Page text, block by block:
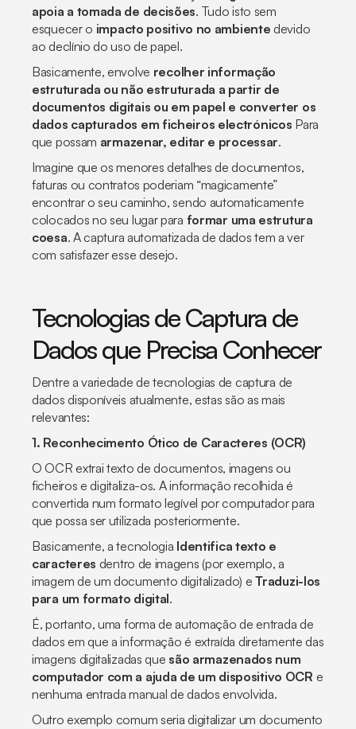
apoia a tomada de decisões. Tudo isto sem
esquecer o impacto positivo no ambiente devido
ao declínio do uso de papel.
Basicamente, envolve recolher informação
estruturada ou não estruturada a partir de
documentos digitais ou em papel e converter os
dados capturados em ficheiros electrónicos Para
que possam armazenar, editar e processar.
Imagine que os menores detalhes de documentos,
faturas ou contratos poderiam “magicamente”
encontrar o seu caminho, sendo automaticamente
colocados no seu lugar para formar uma estrutura
coesa. A captura automatizada de dados tem a ver
com satisfazer esse desejo.
Tecnologias de Captura de
Dados que Precisa Conhecer
Dentre a variedade de tecnologias de captura de
dados disponíveis atualmente, estas são as mais
relevantes:
1. Reconhecimento Ótico de Caracteres (OCR)
O OCR extrai texto de documentos, imagens ou
ficheiros e digitaliza-os. A informação recolhida é
convertida num formato legível por computador para
que possa ser utilizada posteriormente.
Basicamente, a tecnologia Identifica texto e
caracteres dentro de imagens (por exemplo, a
imagem de um documento digitalizado) eTraduzi-los
para um formato digital.
É, portanto, uma forma de automação de entrada de
dados em que a informação é extraída diretamente das
imagens digitalizadas que são armazenados num
computador com a ajuda de um dispositivo OCR e
nenhuma entrada manual de dados envolvida.
Outro exemplo comum seria digitalizar um documento